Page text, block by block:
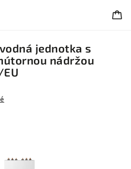
jednotka s
nádržou